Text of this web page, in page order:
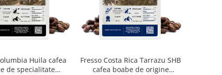
Huila cafea
de specialitate
Fresso Costa Rica Tarrazu SHB
cafea boabe de origine